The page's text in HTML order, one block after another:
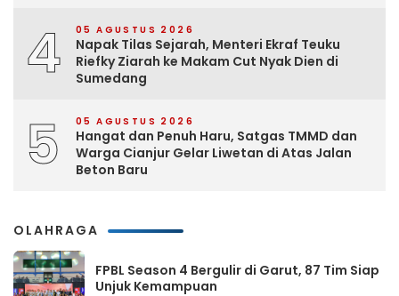
4 05 AGUSTUS 2026
Napak Tilas Sejarah, Menteri Ekraf Teuku
Riefky Ziarah ke Makam Cut Nyak Dien di
Sumedang
5 05 AGUSTUS 2026
Hangat dan Penuh Haru, Satgas TMMD dan
Warga Cianjur Gelar Liwetan di Atas Jalan
Beton Baru
OLAHRAGA
FPBL Season 4 Bergulir di Garut, 87 Tim Siap
Unjuk Kemampuan